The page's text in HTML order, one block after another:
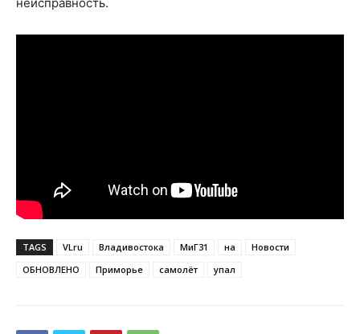
TAGS VLru Владивостока МиГ31 на
Новости
ОБНОВЛЕНО
Приморье самолёт упал